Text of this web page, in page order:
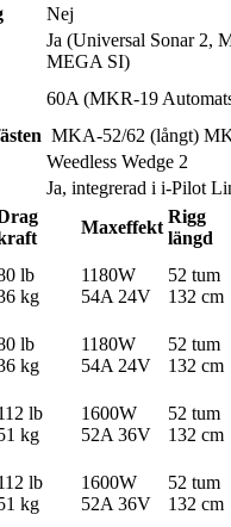
Nej
Ja (Universal Sonar 2,
MEGA SI)
60A (MKR-19
MKA-52/62 (långt)
Weedless Wedge 2
Ja, integrerad i i-Pilot
Maxeffekt
Rigg
längd
lb
kg
1180W
54A 24V
52 tum
132 cm
lb
kg
1180W
54A 24V
52 tum
132 cm
lb
kg
1600W
52A 36V
52 tum
132 cm
lb
kg
1600W
52A 36V
52 tum
132 cm